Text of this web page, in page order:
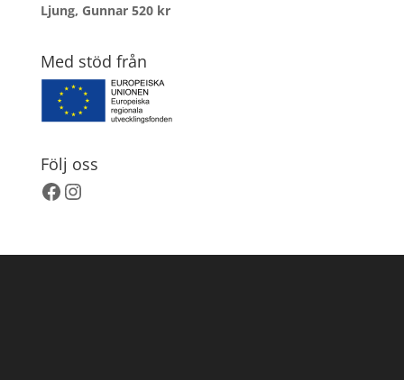
Ljung, Gunnar 520 kr
Med stöd från
Följ oss
Facebook
Instagram